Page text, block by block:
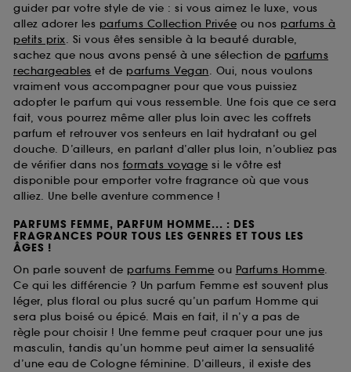
guider par votre style de vie : si vous aimez le luxe, vous
allez adorer les parfums Collection Privée ou nos parfums à
petits prix. Si vous êtes sensible à la beauté durable,
sachez que nous avons pensé à une sélection de parfums
rechargeables et de parfums Vegan. Oui, nous voulons
vraiment vous accompagner pour que vous puissiez
adopter le parfum qui vous ressemble. Une fois que ce sera
fait, vous pourrez même aller plus loin avec les coffrets
parfum et retrouver vos senteurs en lait hydratant ou gel
douche. D’ailleurs, en parlant d’aller plus loin, n’oubliez pas
de vérifier dans nos formats voyage si le vôtre est
disponible pour emporter votre fragrance où que vous
alliez. Une belle aventure commence !
PARFUMS FEMME, PARFUM HOMME... : DES
FRAGRANCES POUR TOUS LES GENRES ET TOUS LES
ÂGES !
On parle souvent de parfums Femme ou Parfums Homme.
Ce qui les différencie ? Un parfum Femme est souvent plus
léger, plus floral ou plus sucré qu’un parfum Homme qui
sera plus boisé ou épicé. Mais en fait, il n’y a pas de
règle pour choisir ! Une femme peut craquer pour une jus
masculin, tandis qu’un homme peut aimer la sensualité
d’une eau de Cologne féminine. D’ailleurs, il existe des